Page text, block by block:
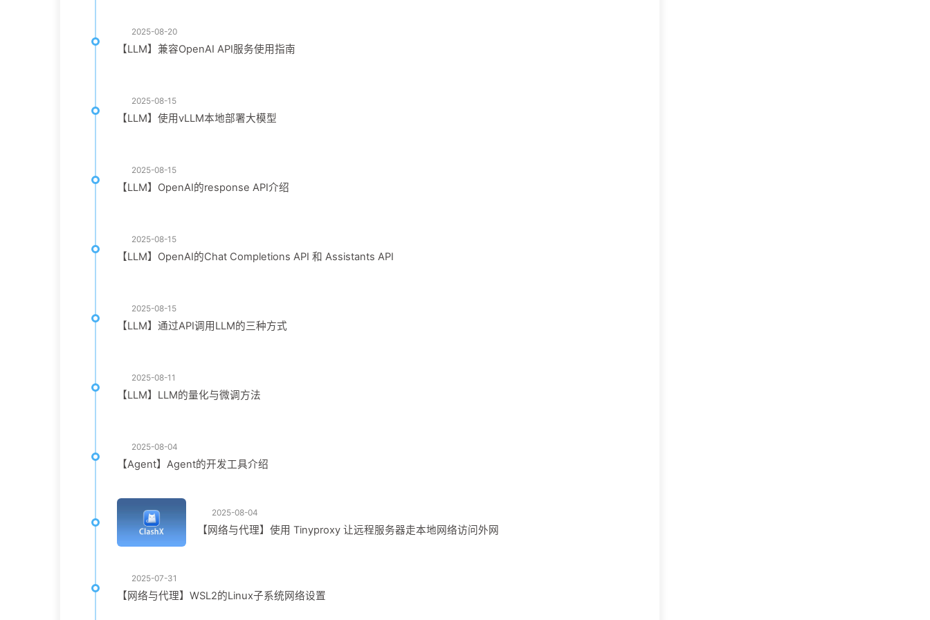
2025-08-20
【LLM】兼容OpenAI API服务使用指南
2025-08-15
【LLM】使用vLLM本地部署大模型
2025-08-15
【LLM】OpenAI的response API介绍
2025-08-15
【LLM】OpenAI的Chat Completions API 和 Assistants API
2025-08-15
【LLM】通过API调用LLM的三种方式
2025-08-11
【LLM】LLM的量化与微调方法
2025-08-04
【Agent】Agent的开发工具介绍
2025-08-04
【网络与代理】使用 Tinyproxy 让远程服务器走本地网络访问外网
2025-07-31
【网络与代理】WSL2的Linux子系统网络设置